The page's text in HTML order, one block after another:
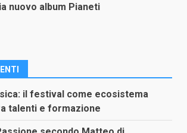
nuovo album Pianeti
il festival come ecosistema
talenti e formazione